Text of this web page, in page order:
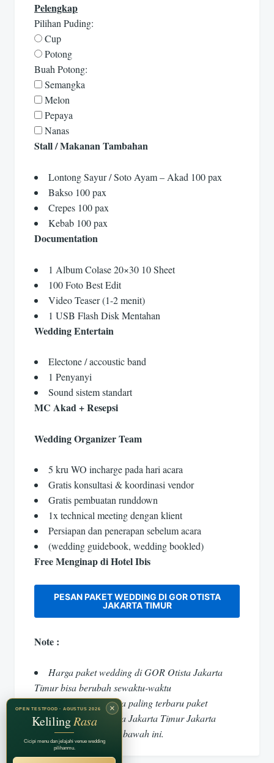
Pelengkap
Pilihan Puding:
Cup
Potong
Buah Potong:
Semangka
Melon
Pepaya
Nanas
Stall / Makanan Tambahan
Lontong Sayur / Soto Ayam – Akad 100 pax
Bakso 100 pax
Crepes 100 pax
Kebab 100 pax
Documentation
1 Album Colase 20×30 10 Sheet
100 Foto Best Edit
Video Teaser (1-2 menit)
1 USB Flash Disk Mentahan
Wedding Entertain
Electone / accoustic band
1 Penyanyi
Sound sistem standart
MC Akad + Resepsi
Wedding Organizer Team
5 kru WO incharge pada hari acara
Gratis konsultasi & koordinasi vendor
Gratis pembuatan runddown
1x technical meeting dengan klient
Persiapan dan penerapan sebelum acara
(wedding guidebook, wedding bookled)
Free Menginap di Hotel Ibis
PESAN PAKET WEDDING DI GOR OTISTA
JAKARTA TIMUR
Note :
Harga paket wedding di GOR Otista Jakarta
Timur bisa berubah sewaktu-waktu
Untuk update harga paling terbaru paket
wedding di GOR Otista Jakarta Timur Jakarta
Timur kunjungi link di bawah ini.
×
OPEN TESTFOOD · AGUSTUS 2026
KelilingRasa
Cicipi menu dan jelajahi venue wedding
pilihanmu.